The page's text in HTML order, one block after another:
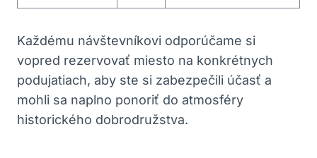
Každému⁤ návštevníkovi odporúčame si
vopred rezervovať miesto na konkrétnych
⁤podujatiach, aby ste⁣ si zabezpečili účasť a
⁢mohli sa naplno ponoriť do⁢ atmosféry
historického ⁣dobrodružstva.